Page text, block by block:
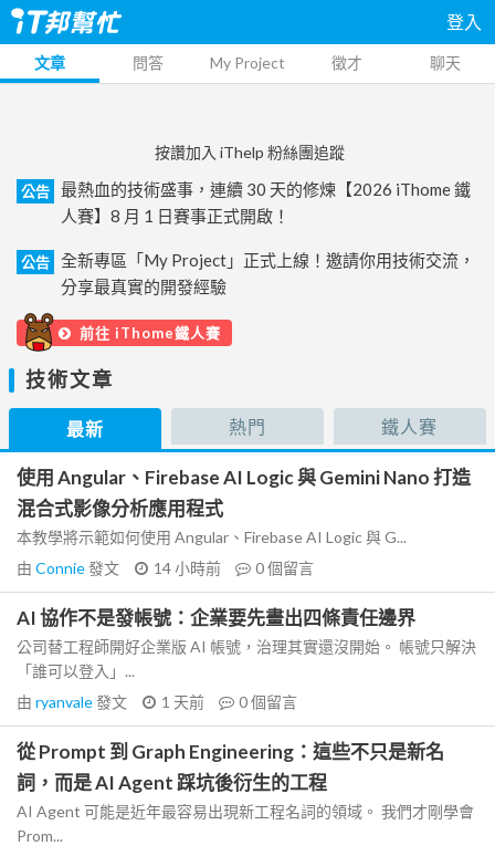
登入
文章 問答 My Project 徵才 聊天
按讚加入 iThelp 粉絲團追蹤
公告
最熱血的技術盛事，連續 30 天的修煉【2026 iThome 鐵
人賽】8 月 1 日賽事正式開啟！
公告
全新專區「My Project」正式上線！邀請你用技術交流，
分享最真實的開發經驗
前往 iThome鐵人賽
技術文章
最新 熱門 鐵人賽
使用 Angular、Firebase AI Logic 與 Gemini Nano 打造
混合式影像分析應用程式
本教學將示範如何使用 Angular、Firebase AI Logic 與 G...
由 Connie發文 14 小時前 0個留言
AI 協作不是發帳號：企業要先畫出四條責任邊界
公司替工程師開好企業版 AI 帳號，治理其實還沒開始。 帳號只解決
「誰可以登入」...
由 ryanvale發文 1 天前 0個留言
從 Prompt 到 Graph Engineering：這些不只是新名
詞，而是 AI Agent 踩坑後衍生的工程
AI Agent 可能是近年最容易出現新工程名詞的領域。 我們才剛學會
Prom...